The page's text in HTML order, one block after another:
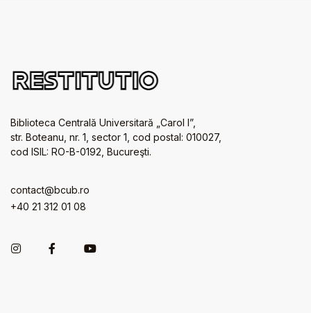
Biblioteca Centrală Universitară „Carol I”,
str. Boteanu, nr. 1, sector 1, cod postal: 010027,
cod ISIL: RO-B-0192, Bucureşti.
contact@bcub.ro
+40 21 312 01 08